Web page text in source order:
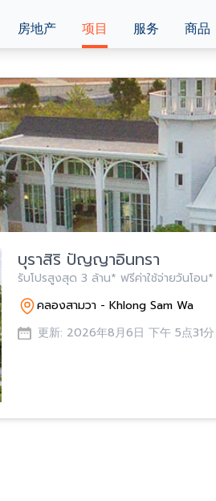
房地产 项目 服务 商品
บุราสิริ ปัญญาอินทรา
รับโปรสูงสุด 3 ล้าน* ฟรีค่าใช้จ่ายวันโอน
คลองสามวา - Khlong Sam Wa
更新: 2026年8月6日 下午 5点31分